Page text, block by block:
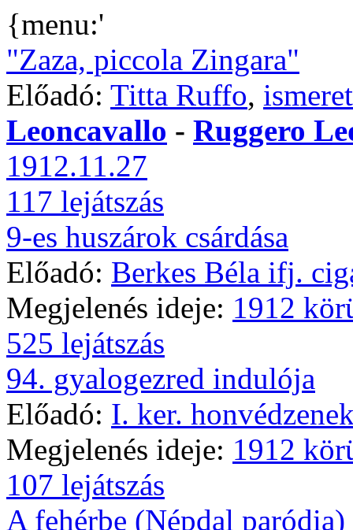
{menu:'
"Zaza, piccola Zingara"
Előadó: Titta Ruffo,
Leoncavallo - Ruggero
1912.11.27
117 lejátszás
9-es huszárok csárdása
Előadó: Berkes Béla ifj.
Megjelenés ideje: 1912
525 lejátszás
94. gyalogezred indulója
Előadó: I. ker.
Megjelenés ideje: 1912
107 lejátszás
A fehérbe (Népdal paródia)